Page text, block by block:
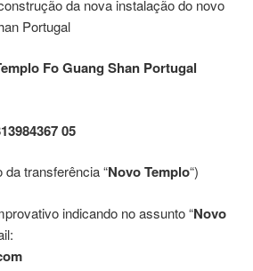
da nova instalação do novo
Portugal
Fo Guang Shan Portugal
05
transferência “Novo Templo“)
indicando no assunto “Novo